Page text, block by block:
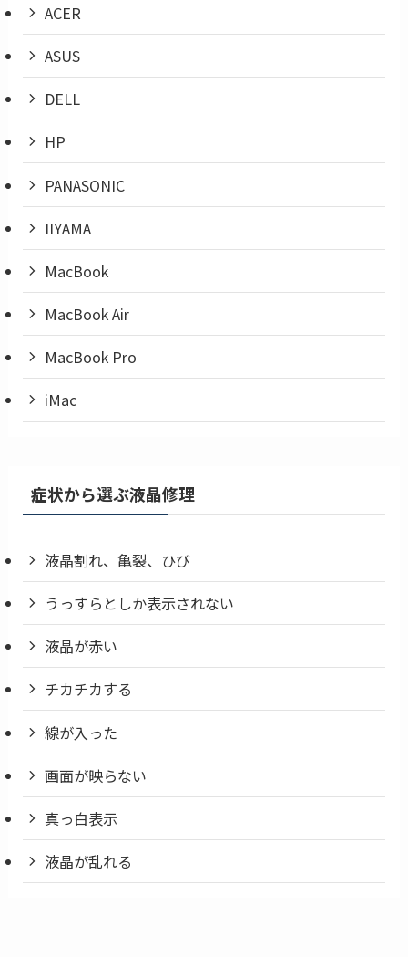
ACER
ASUS
DELL
HP
PANASONIC
IIYAMA
MacBook
MacBook Air
MacBook Pro
iMac
症状から選ぶ液晶修理
液晶割れ、亀裂、ひび
うっすらとしか表示されない
液晶が赤い
チカチカする
線が入った
画面が映らない
真っ白表示
液晶が乱れる